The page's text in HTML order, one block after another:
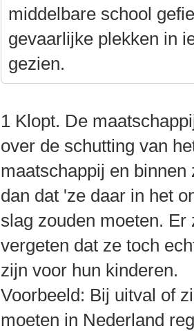
middelbare school
gevaarlijke plekken in
gezien.
1 Klopt. De
over de schutting van
maatschappij en
dan dat 'ze daar in het
slag zouden moeten.
vergeten dat ze toch
zijn voor hun kinderen.
Voorbeeld: Bij uitval of
moeten in Nederland